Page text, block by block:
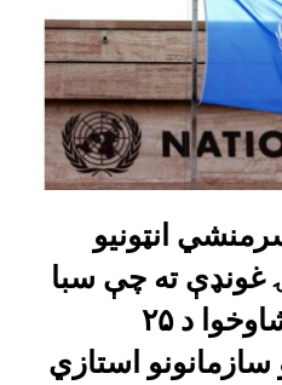
انټونیو
غونډې ته چې سبا
به هم دوام کوي، شاوخوا د ۲۵
سازمانونو استازي